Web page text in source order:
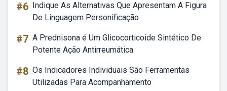
#6 Indique As Alternativas Que Apresentam A Figura
De Linguagem Personificação
#7 A Prednisona é Um Glicocorticoide Sintético De
Potente Ação Antirreumática
#8 Os Indicadores Individuais São Ferramentas
Utilizadas Para Acompanhamento